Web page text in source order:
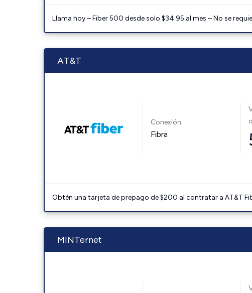
Llama hoy – Fiber 500 desde solo $34.95 al mes – No se
AT&T
Conexión:
Fibra
Obtén una tarjeta de prepago de $200 al contratar a AT&T
MINTernet